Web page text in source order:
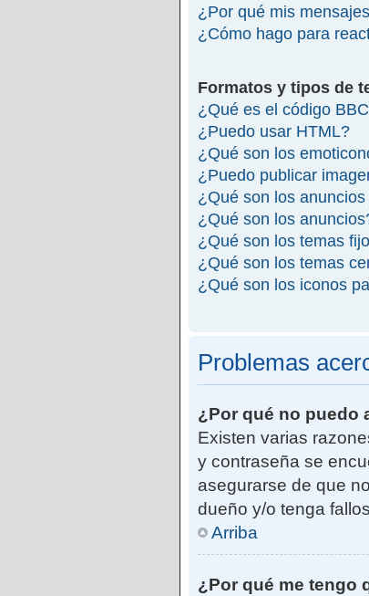
¿Por qué mis
¿Cómo hago para
Formatos y tipos de
¿Qué es el código
¿Puedo usar HTML?
¿Qué son los
¿Puedo publicar
¿Qué son los
¿Qué son los
¿Qué son los temas
¿Qué son los temas
¿Qué son los iconos
Problemas
¿Por qué no puedo
Existen varias
y contraseña se
asegurarse de que
dueño y/o tenga
Arriba
¿Por qué me tengo